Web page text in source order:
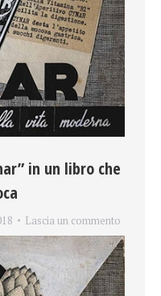
in un libro che
Lascia un commento